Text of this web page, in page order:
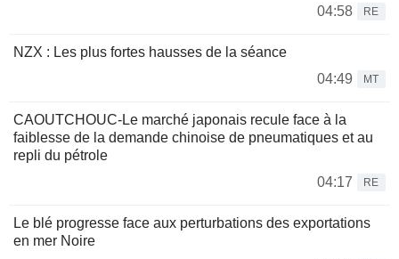
04:58
RE
NZX : Les plus fortes hausses de la séance
04:49
MT
CAOUTCHOUC-Le marché japonais recule face à la
faiblesse de la demande chinoise de pneumatiques et au
repli du pétrole
04:17
RE
Le blé progresse face aux perturbations des exportations
en mer Noire